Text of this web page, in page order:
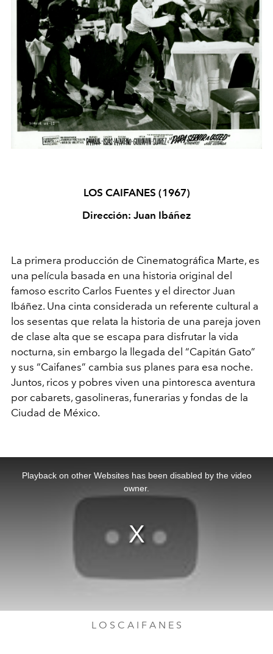
LOS CAIFANES (1967)
Dirección: Juan Ibáñez
La primera producción de Cinematográfica Marte, es
una película basada en una historia original del
famoso escrito Carlos Fuentes y el director Juan
Ibáñez. Una cinta considerada un referente cultural a
los sesentas que relata la historia de una pareja joven
de clase alta que se escapa para disfrutar la vida
nocturna, sin embargo la llegada del “Capitán Gato”
y sus “Caifanes” cambia sus planes para esa noche.
Juntos, ricos y pobres viven una pintoresca aventura
por cabarets, gasolineras, funerarias y fondas de la
Ciudad de México.
Playback on other Websites has been disabled by the video
owner.
L O S C A I F A N E S